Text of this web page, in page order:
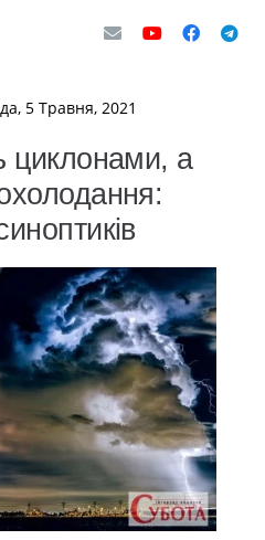
5 Травня, 2021
циклонами, а